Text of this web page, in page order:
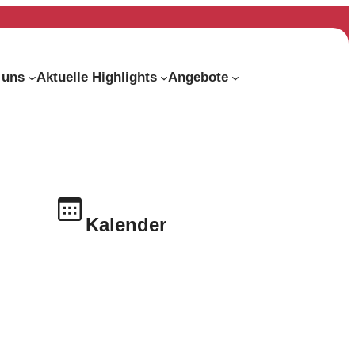
Aktuelle Highlights Angebote
Kalender